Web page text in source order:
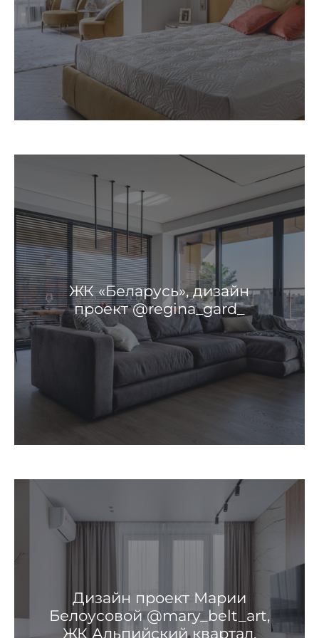
ЖК «Беларусь», дизайн
проект @regina_gard_
Дизайн проект Марии
Белоусовой @mary_belt_art,
ЖК Альпийский квартал,